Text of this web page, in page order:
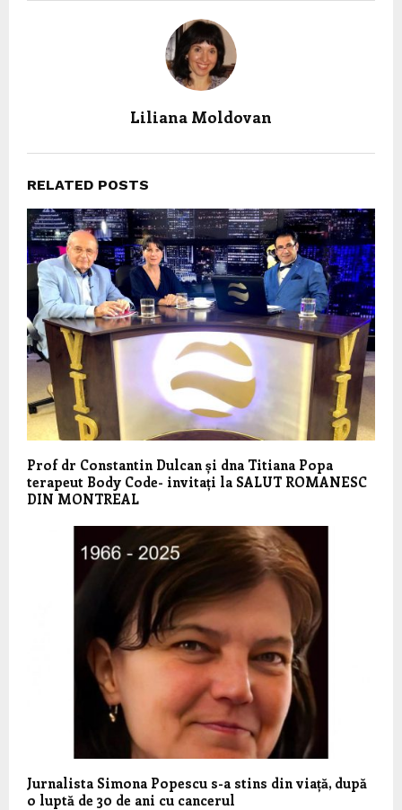
Liliana Moldovan
RELATED POSTS
Prof dr Constantin Dulcan și dna Titiana Popa
terapeut Body Code- invitați la SALUT ROMANESC
DIN MONTREAL
Jurnalista Simona Popescu s-a stins din viață, după
o luptă de 30 de ani cu cancerul